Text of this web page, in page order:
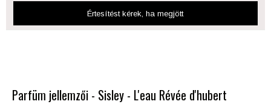
Értesítést kérek, ha megjött
Parfüm jellemzői - Sisley - L'eau Révée d'hubert